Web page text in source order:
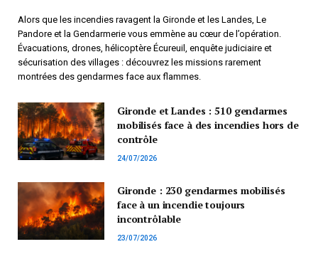
Alors que les incendies ravagent la Gironde et les Landes, Le
Pandore et la Gendarmerie vous emmène au cœur de l’opération.
Évacuations, drones, hélicoptère Écureuil, enquête judiciaire et
sécurisation des villages : découvrez les missions rarement
montrées des gendarmes face aux flammes.
Gironde et Landes : 510 gendarmes
mobilisés face à des incendies hors de
contrôle
24/07/2026
Gironde : 230 gendarmes mobilisés
face à un incendie toujours
incontrôlable
23/07/2026